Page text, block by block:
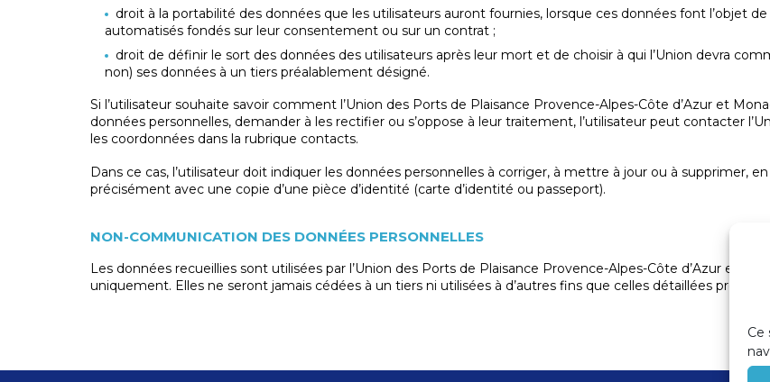
Ce
droit à la portabilité des données que les utilisateurs auront fournies, lorsque ces données font l’objet
automatisés fondés sur leur consentement ou sur un contrat ;
droit de définir le sort des données des utilisateurs après leur mort et de choisir à qui l’Union devra
non) ses données à un tiers préalablement désigné.
Si l’utilisateur souhaite savoir comment l’Union des Ports de Plaisance Provence-Alpes-Côte d’Azur et
données personnelles, demander à les rectifier ou s’oppose à leur traitement, l’utilisateur peut contacter
les coordonnées dans la rubrique contacts.
Dans ce cas, l’utilisateur doit indiquer les données personnelles à corriger, à mettre à jour ou à supprimer,
précisément avec une copie d’une pièce d’identité (carte d’identité ou passeport).
NON-COMMUNICATION DES DONNÉES PERSONNELLES
Les données recueillies sont utilisées par l’Union des Ports de Plaisance Provence-Alpes-Côte d’Azur et
uniquement. Elles ne seront jamais cédées à un tiers ni utilisées à d’autres fins que celles détaillées